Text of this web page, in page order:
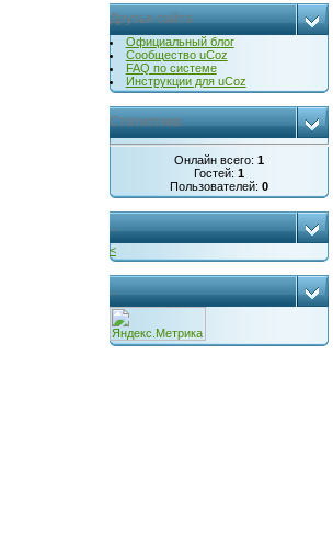
Друзья сайта
Официальный блог
Сообщество uCoz
FAQ по системе
Инструкции для uCoz
Статистика
Онлайн всего: 1
Гостей: 1
Пользователей: 0
...
<
...